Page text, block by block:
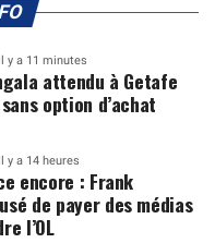
Il y a 11 minutes
attendu à Getafe
option d’achat
Il y a 14 heures
encore : Frank
de payer des médias
l’OL